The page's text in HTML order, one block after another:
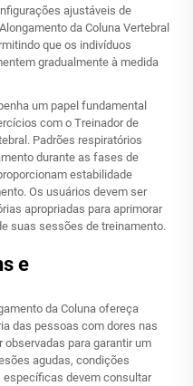
ajustáveis de
da Coluna Vertebral
que os indivíduos
gradualmente à medida
um papel fundamental
com o Treinador de
Padrões respiratórios
durante as fases de
estabilidade
Os usuários devem ser
apropriadas para aprimorar
suas sessões de treinamento.
e
da Coluna ofereça
das pessoas com dores nas
para garantir um
agudas, condições
devem consultar